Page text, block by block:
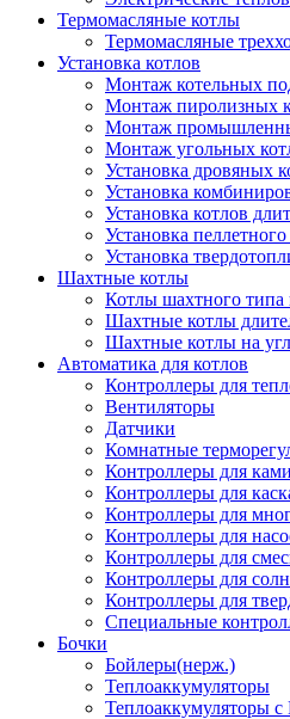
Термомасляные котлы
Термомасляные
Установка котлов
Монтаж котельных
Монтаж пиролизных
Монтаж
Монтаж угольных
Установка дровяных
Установка
Установка котлов
Установка пеллетного
Установка
Шахтные котлы
Котлы шахтного типа
Шахтные котлы
Шахтные котлы на
Автоматика для котлов
Контроллеры для
Вентиляторы
Датчики
Комнатные
Контроллеры для
Контроллеры для
Контроллеры для
Контроллеры для
Контроллеры для
Контроллеры для
Контроллеры для
Специальные
Бочки
Бойлеры(нерж.)
Теплоаккумуляторы
Теплоаккумуляторы